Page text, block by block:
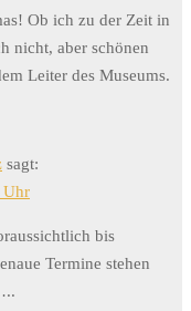
Ob ich zu der Zeit in
nicht, aber schönen
Leiter des Museums.
sagt:
Uhr
bis
Termine stehen